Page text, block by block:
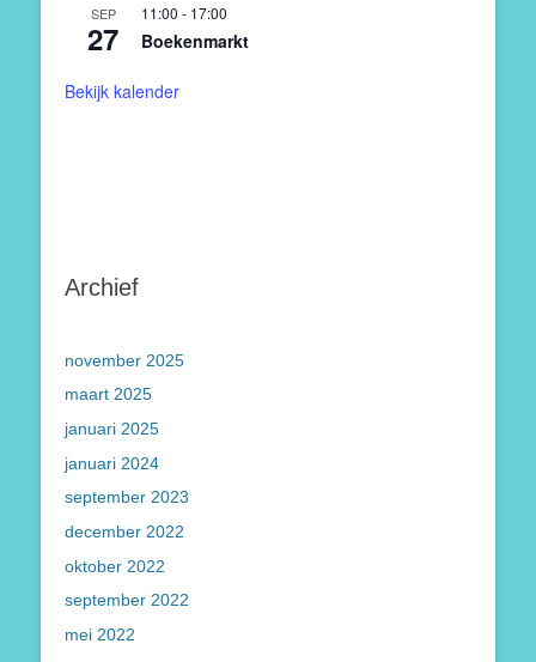
SEP
27
11:00 - 17:00
Boekenmarkt
Bekijk kalender
Archief
november 2025
maart 2025
januari 2025
januari 2024
september 2023
december 2022
oktober 2022
september 2022
mei 2022